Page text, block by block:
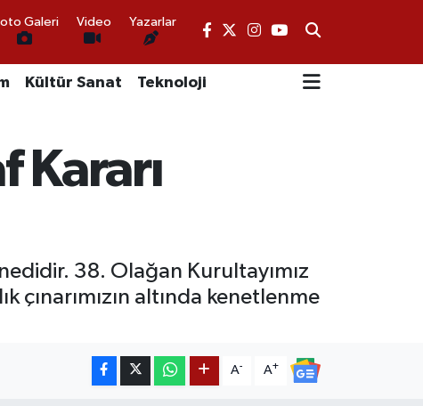
Galeri Video Yazarlar
Kültür Sanat Teknoloji
Kararı
38. Olağan Kurultayımız
çınarımızın altında kenetlenme
A- A+